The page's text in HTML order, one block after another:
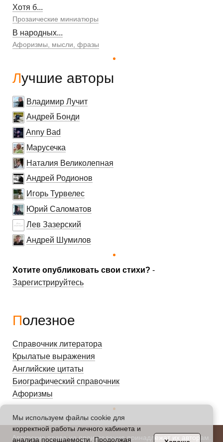
Хотя б...
Прозаические миниатюры
В народных...
Афоризмы, мысли, фразы
Лучшие авторы
Владимир Лучит
Андрей Бонди
Anny Bad
Марусечка
Наталия Великолепная
Андрей Родионов
Игорь Турвелес
Юрий Саломатов
Лев Зазерский
Андрей Шумилов
Хотите опубликовать свои стихи? -
Зарегистрируйтесь
Полезное
Справочник литератора
Крылатые выражения
Английские цитаты
Биографический справочник
Афоризмы
Авторские права на произведения принадлежат их авторам.
Мы используем файлы cookie для
корректной работы личного кабинета и
анализа посещаемости. Продолжая